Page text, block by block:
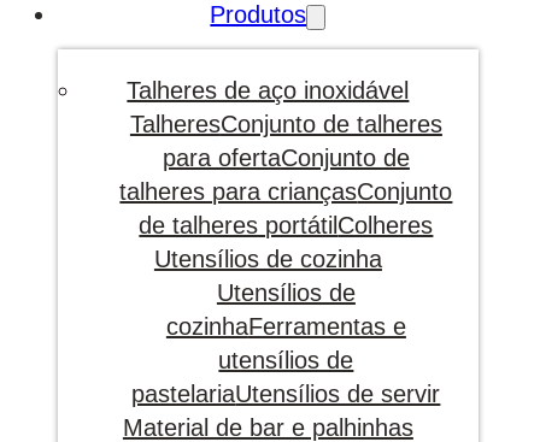
DE
ES
KO
Produtos
Talheres de aço inoxidável
TalheresConjunto de talheres
para ofertaConjunto de
talheres para criançasConjunto
de talheres portátil Colheres
Utensílios de cozinha
Utensílios de
cozinhaFerramentas e
utensílios de
pastelariaUtensílios de servir
Material de bar e palhinhas